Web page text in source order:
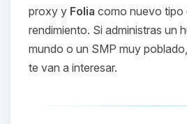
proxy y Folia como nuevo tipo
rendimiento. Si administras un
mundo o un SMP muy
te van a interesar.